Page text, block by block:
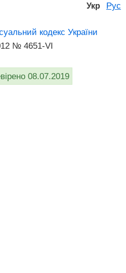
Укр Рус
кодекс України
№ 4651-VI
08.07.2019